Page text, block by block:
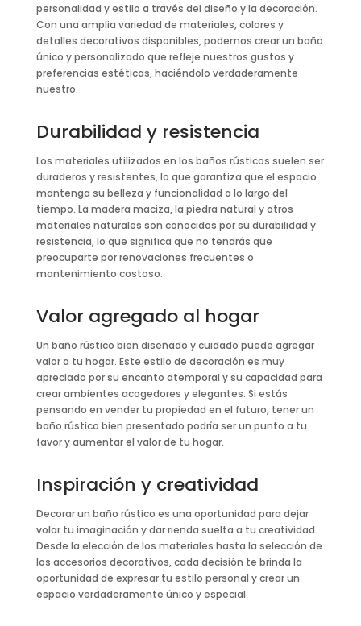
personalidad y estilo a través del diseño y la decoración.
Con una amplia variedad de materiales, colores y
detalles decorativos disponibles, podemos crear un baño
único y personalizado que refleje nuestros gustos y
preferencias estéticas, haciéndolo verdaderamente
nuestro.
Durabilidad y resistencia
Los materiales utilizados en los baños rústicos suelen ser
duraderos y resistentes, lo que garantiza que el espacio
mantenga su belleza y funcionalidad a lo largo del
tiempo. La madera maciza, la piedra natural y otros
materiales naturales son conocidos por su durabilidad y
resistencia, lo que significa que no tendrás que
preocuparte por renovaciones frecuentes o
mantenimiento costoso.
Valor agregado al hogar
Un baño rústico bien diseñado y cuidado puede agregar
valor a tu hogar. Este estilo de decoración es muy
apreciado por su encanto atemporal y su capacidad para
crear ambientes acogedores y elegantes. Si estás
pensando en vender tu propiedad en el futuro, tener un
baño rústico bien presentado podría ser un punto a tu
favor y aumentar el valor de tu hogar.
Inspiración y creatividad
Decorar un baño rústico es una oportunidad para dejar
volar tu imaginación y dar rienda suelta a tu creatividad.
Desde la elección de los materiales hasta la selección de
los accesorios decorativos, cada decisión te brinda la
oportunidad de expresar tu estilo personal y crear un
espacio verdaderamente único y especial.